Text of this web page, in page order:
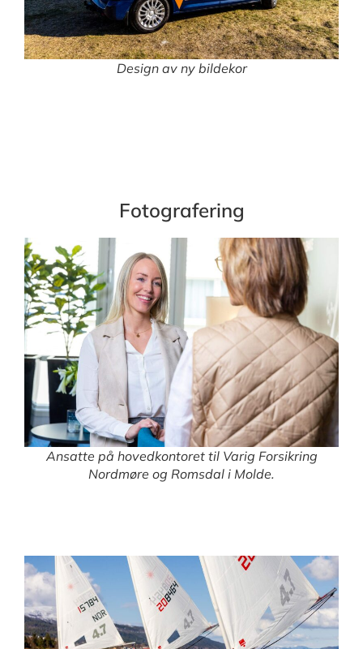
Design av ny bildekor
Fotografering
Ansatte på hovedkontoret til Varig Forsikring
Nordmøre og Romsdal i Molde.